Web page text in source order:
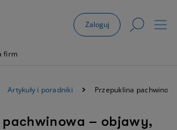
Zaloguj
firm
Artykuły i poradniki Przepuklina
pachwinowa – objawy,